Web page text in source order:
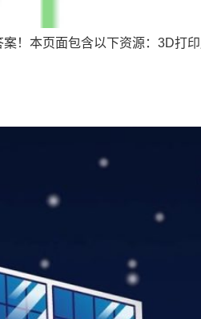
！本页面包含以下资源：3D打